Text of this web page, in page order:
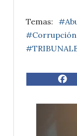
#Corrupción